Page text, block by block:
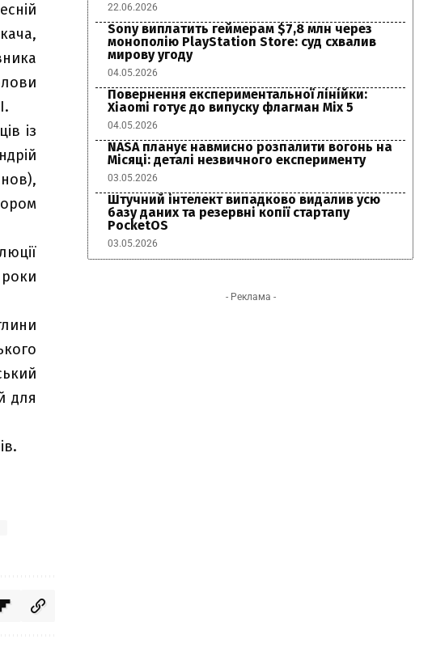
із
для
22.06.2026
Sony виплатить геймерам $7,8 млн через
монополію PlayStation Store: суд схвалив
мирову угоду
04.05.2026
Повернення експериментальної лінійки:
Xiaomi готує до випуску флагман Mix 5
04.05.2026
NASA планує навмисно розпалити вогонь на
Місяці: деталі незвичного експерименту
03.05.2026
Штучний інтелект випадково видалив усю
базу даних та резервні копії стартапу
PocketOS
03.05.2026
- Реклама -